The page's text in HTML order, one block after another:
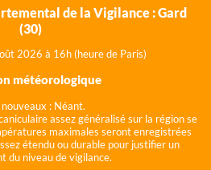
de la Vigilance : Gard
(30)
2026 à 16h (heure de Paris)
météorologique
: Néant.
assez généralisé sur la région se
maximales seront enregistrées
étendu ou durable pour justifier un
du niveau de vigilance.